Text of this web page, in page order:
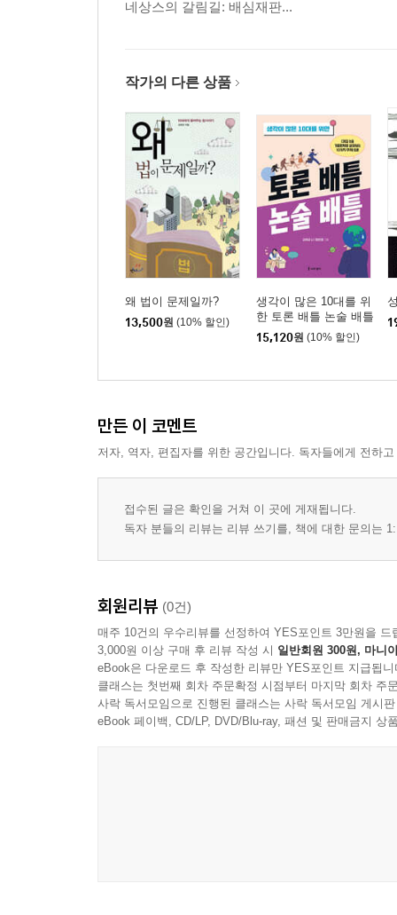
사례 115 CCTV를 통해 본 참고인 진술의 증거능
사례 116 증언을 거부하는 참고인진술조서의 증거
유제 증언을 거부하는 참고인 진술조서의 증거능
사례 117 증언 예정자에 대한 참고인진술조서의
사례 118 녹음테이프, 진술서의 증거능력 2013 변
사례 119 검증조서에 포함된 진술과 사진의 증거
사례 120 검증조서상 진술과 첨부 사진의 증거능
사례 121 검증조서 첨부 사진 및 감정의뢰회보서
사례 122 검증조서 첨부 사진과 자백 진술의 증거
사례 123 경찰이 촬영한 현장사진의 증거능력
사례 124 블랙박스 메모리 카드와 출력 사진의 증
사례 127 CCTV에 녹화된 범행 장면 파일의 증거
사례 130 수사보고서상 참고인 진술의 증거능력
사례 131 피고인의 법정 외 진술의 증거능력 2025
사례 133 전문진술을 기재한 참고인진술조서의 증
유제 전문진술을 기재한 조서의 증거능력 2023 변
유제 전문진술을 기재한 조서의 증거능력 2020 10
사례 134 공범에 대해 작성된 조서의 증거능력
사례 135 검사 작성 피신조서의 증거능력 2014 변
사례 136 공범에 대한 검사 작성 피신조서의 증거
네상스의 갈림길: 배심재판...
작가의 다른 상품
왜 법이 문제일까?
13,500원 (10% 할인)
생각이 많은 10대를 위
한 토론 배틀 논술 배틀
15,120원 (10% 할인)
만든 이 코멘트
저자, 역자, 편집자를 위한 공간입니다. 독자들에게 전하
접수된 글은 확인을 거쳐 이 곳에 게재됩니다.
독자 분들의 리뷰는 리뷰 쓰기를, 책에 대한 문의는
회원리뷰 (0건)
매주 10건의 우수리뷰를 선정하여 YES포인트 3만원을 드
3,000원 이상 구매 후 리뷰 작성 시 일반회원 300원, 마니
eBook은 다운로드 후 작성한 리뷰만 YES포인트 지급됩니
클래스는 첫번째 회차 주문확정 시점부터 마지막 회차 주
사락 독서모임으로 진행된 클래스는 사락 독서모임 게시
eBook 페이백, CD/LP, DVD/Blu-ray, 패션 및 판매금지 상